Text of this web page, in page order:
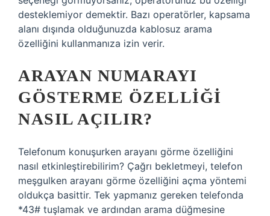
desteklemiyor demektir. Bazı operatörler, kapsama
alanı dışında olduğunuzda kablosuz arama
özelliğini kullanmanıza izin verir.
ARAYAN NUMARAYI
GÖSTERME ÖZELLIĞI
NASIL AÇILIR?
Telefonum konuşurken arayanı görme özelliğini
nasıl etkinleştirebilirim? Çağrı bekletmeyi, telefon
meşgulken arayanı görme özelliğini açma yöntemi
oldukça basittir. Tek yapmanız gereken telefonda
*43# tuşlamak ve ardından arama düğmesine